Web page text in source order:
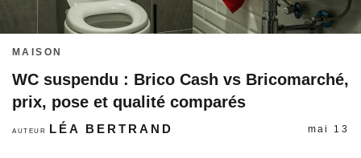
MAISON
WC suspendu : Brico Cash vs Bricomarché,
prix, pose et qualité comparés
AUTEUR LÉA BERTRAND mai 13